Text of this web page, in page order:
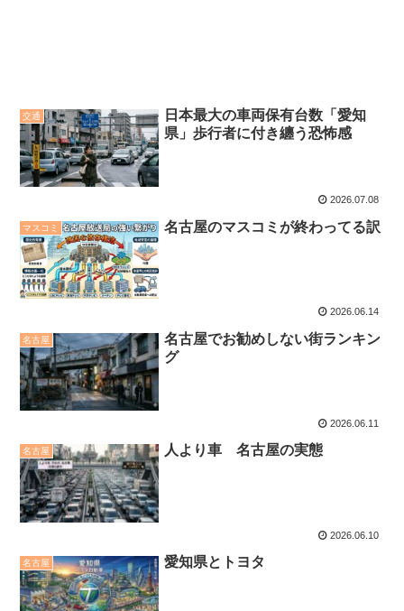
交通
日本最大の車両保有台数「愛知
県」歩行者に付き纏う恐怖感
2026.07.08
マスコミ 名古屋のマスコミが終わってる訳
2026.06.14
名古屋
名古屋でお勧めしない街ランキン
グ
2026.06.11
名古屋 人より車 名古屋の実態
2026.06.10
名古屋 愛知県とトヨタ